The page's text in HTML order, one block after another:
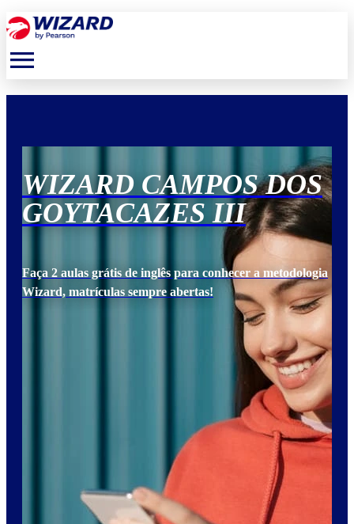
menu
WIZARD CAMPOS DOS
GOYTACAZES III
Faça 2 aulas grátis de inglês para conhecer a metodologia
Wizard, matrículas sempre abertas!